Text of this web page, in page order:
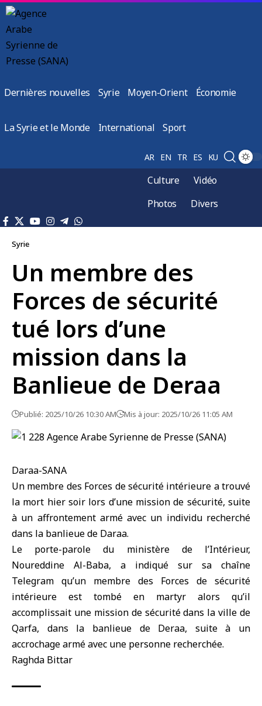
Dernières nouvelles Syrie Moyen-Orient Économie
La Syrie et le Monde International Sport
AR EN TR ES KU
Culture
Vidéo
Photos
Divers
Syrie
Un membre des
Forces de sécurité
tué lors d’une
mission dans la
Banlieue de Deraa
Publié: 2025/10/26 10:30 AM Mis à jour: 2025/10/26 11:05 AM
Daraa-SANA
Un membre des Forces desécurité intérieure a trouvé
la mort hier soir lors d’une mission de sécurité, suite
à un affrontement armé avec un individu recherché
dans la banlieue de Daraa.
Le porte-parole du ministère de l’Intérieur,
Noureddine Al-Baba, a indiqué sur sa chaîne
Telegram qu’un membre des Forces de sécurité
intérieure est tombé en martyr alors qu’il
accomplissait une mission de sécurité dans la ville de
Qarfa, dans la banlieue de Deraa, suite à un
accrochage armé avec une personne recherchée.
Raghda Bittar